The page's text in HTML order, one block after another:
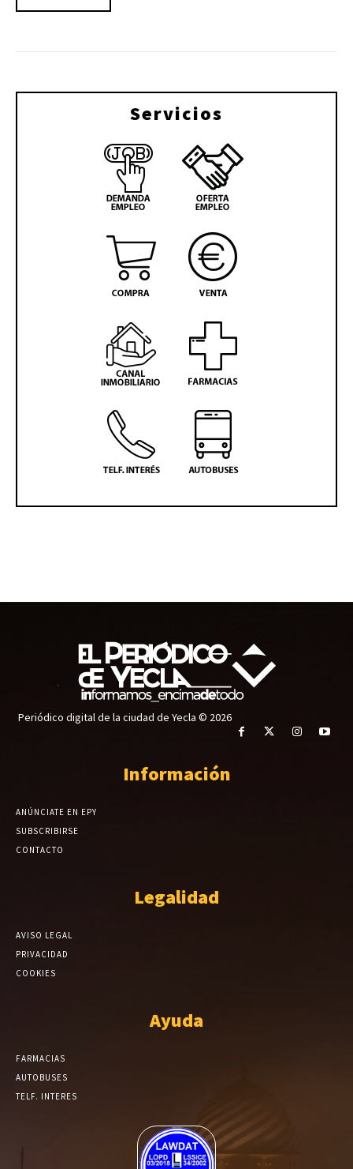
Servicios
Periódico digital de la ciudad de Yecla © 2026
Información
ANÚNCIATE EN EPY
SUBSCRIBIRSE
CONTACTO
Legalidad
AVISO LEGAL
PRIVACIDAD
COOKIES
Ayuda
FARMACIAS
AUTOBUSES
TELF. INTERES